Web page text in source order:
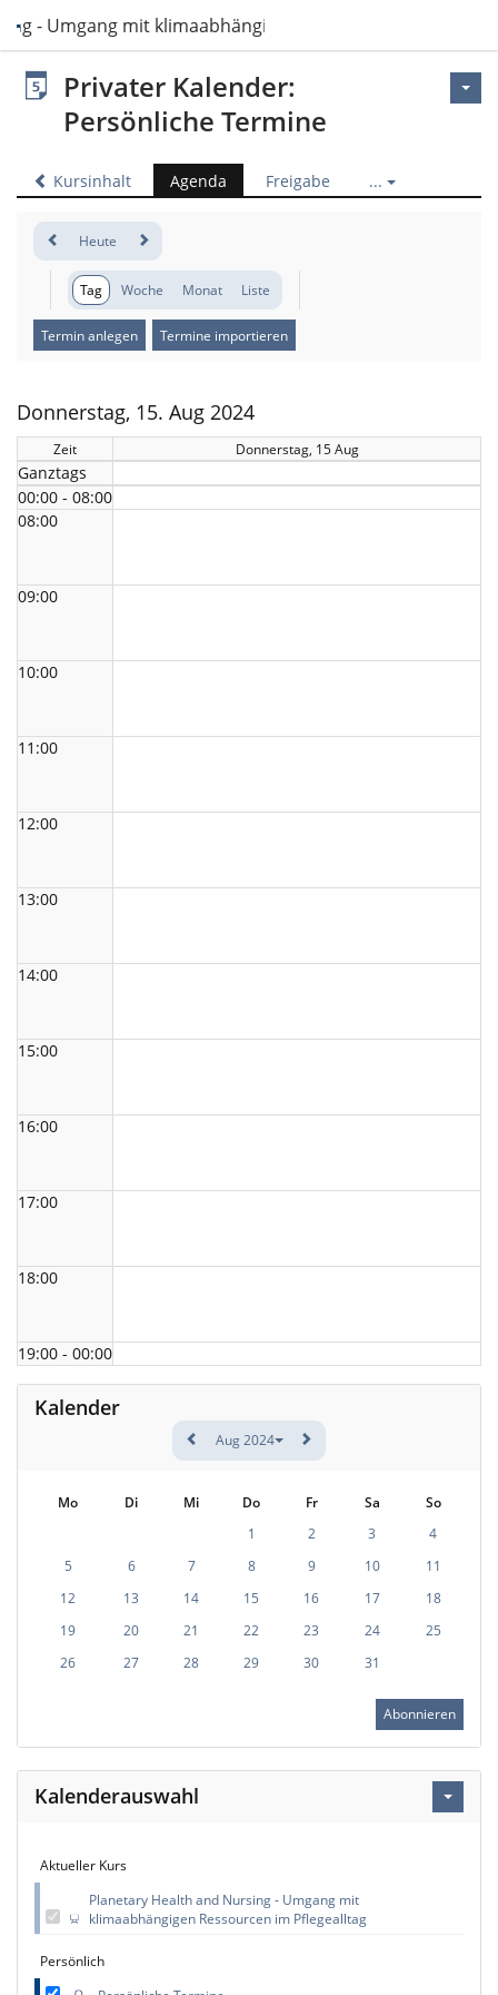
- Umgang mit klimaabhängigen Ressourcen im
Privater Kalender:
Persönliche Termine
Kursinhalt Agenda Freigabe ...
Heute
Tag Woche Monat Liste
Termin anlegen Termine importieren
Donnerstag, 15. Aug 2024
Zeit Donnerstag, 15 Aug
Ganztags
00:00 - 08:00
08:00
09:00
10:00
11:00
12:00
13:00
14:00
15:00
16:00
17:00
18:00
19:00 - 00:00
Kalender
Aug 2024
Mo Di Mi Do Fr Sa
So
1
2 3
4
5
6 7 8 9 10
11
12
13 14 15 16 17
18
19
20 21 22 23 24
25
26
27 28 29 30 31
Abonnieren
Kalenderauswahl
Aktueller Kurs
Planetary Health and Nursing - Umgang mit
klimaabhängigen Ressourcen im Pflegealltag
Persönlich